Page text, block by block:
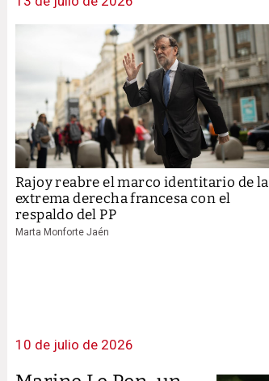
Rajoy reabre el marco identitario de la
extrema derecha francesa con el
respaldo del PP
Marta Monforte Jaén
10 de julio de 2026